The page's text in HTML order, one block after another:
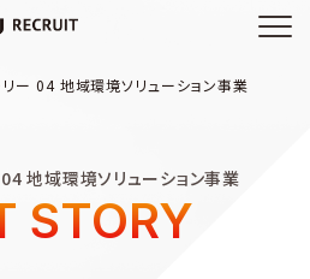
ー 04 地域環境ソリューション事業
地域環境ソリューション事業
STORY